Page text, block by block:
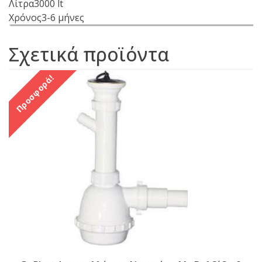
Λίτρα3000 lt
Χρόνος3-6 μήνες
Σχετικά προϊόντα
Προσφορά!